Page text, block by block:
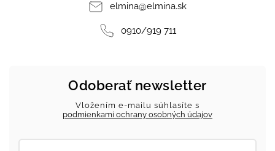
elmina@elmina.sk
0910/919 711
Odoberať newsletter
Vložením e-mailu súhlasíte s
podmienkami ochrany osobných údajov